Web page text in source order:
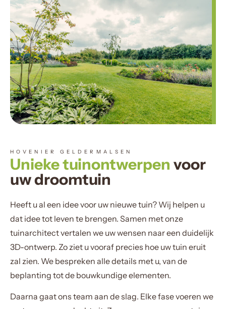
HOVENIER GELDERMALSEN
Unieke tuinontwerpen voor
uw droomtuin
Heeft u al een idee voor uw nieuwe tuin? Wij helpen u
dat idee tot leven te brengen. Samen met onze
tuinarchitect vertalen we uw wensen naar een duidelijk
3D-ontwerp. Zo ziet u vooraf precies hoe uw tuin eruit
zal zien. We bespreken alle details met u, van de
beplanting tot de bouwkundige elementen.
Daarna gaat ons team aan de slag. Elke fase voeren we